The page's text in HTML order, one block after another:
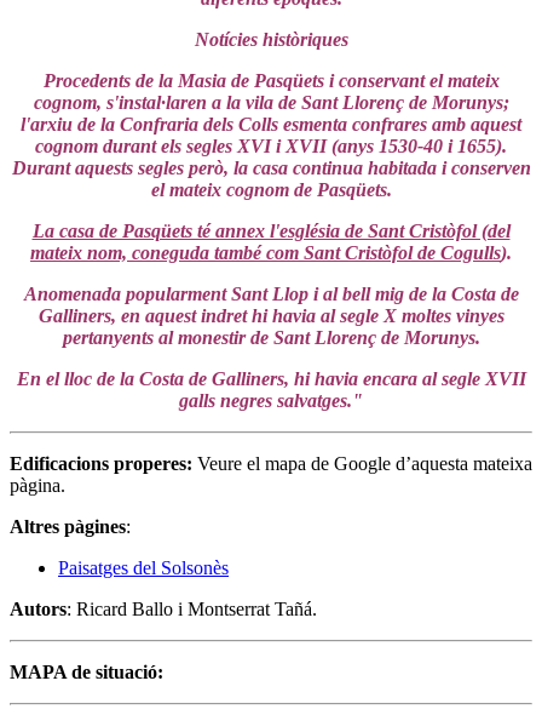
Notícies històriques
Procedents de la Masia de Pasqüets i conservant el mateix
cognom, s'instal·laren a la vila de Sant Llorenç de Morunys;
l'arxiu de la Confraria dels Colls esmenta confrares amb aquest
cognom durant els segles XVI i XVII (anys 1530-40 i 1655).
Durant aquests segles però, la casa continua habitada i conserven
el mateix cognom de Pasqüets.
La casa de Pasqüets té annex l'església de Sant Cristòfol (del
mateix nom, coneguda també com Sant Cristòfol de Cogulls).
Anomenada popularment Sant Llop i al bell mig de la Costa de
Galliners, en aquest indret hi havia al segle X moltes vinyes
pertanyents al monestir de Sant Llorenç de Morunys.
En el lloc de la Costa de Galliners, hi havia encara al segle XVII
galls negres salvatges."
Edificacions properes: Veure el mapa de Google d’aquesta mateixa
pàgina.
Altres pàgines:
Paisatges del Solsonès
Autors: Ricard Ballo i Montserrat Tañá.
MAPA de situació: